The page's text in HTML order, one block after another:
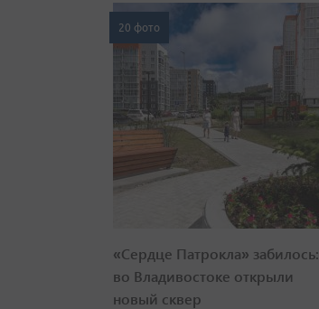
20 фото
«Сердце Патрокла» забилось:
во Владивостоке открыли
новый сквер